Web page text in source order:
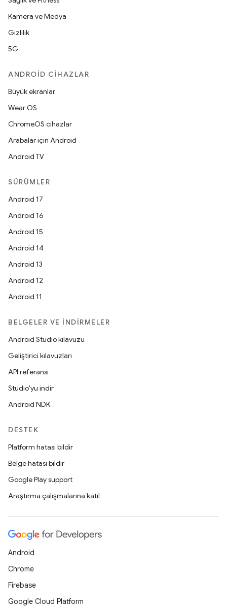
Kamera ve Medya
Gizlilik
5G
ANDROID CIHAZLAR
Büyük ekranlar
Wear OS
ChromeOS cihazlar
Arabalar için Android
Android TV
SÜRÜMLER
Android 17
Android 16
Android 15
Android 14
Android 13
Android 12
Android 11
BELGELER VE İNDIRMELER
Android Studio kılavuzu
Geliştirici kılavuzları
API referansı
Studio'yu indir
Android NDK
DESTEK
Platform hatası bildir
Belge hatası bildir
Google Play support
Araştırma çalışmalarına katıl
Android
Chrome
Firebase
Google Cloud Platform